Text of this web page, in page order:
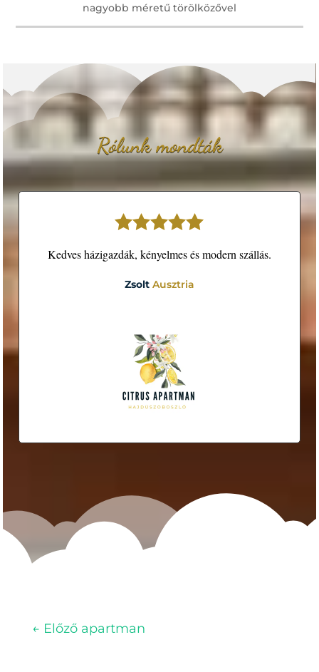
nagyobb méretű törölközővel
Rólunk mondták
Kedves házigazdák, kényelmes és modern szállás.
Zsolt Ausztria
← Előző apartman